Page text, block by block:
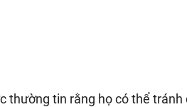
thường tin rằng họ có thể tránh